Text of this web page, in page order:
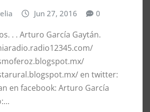
Jun 27, 2016 0
. . Arturo García Gaytán.
en twitter:
en facebook: Arturo García